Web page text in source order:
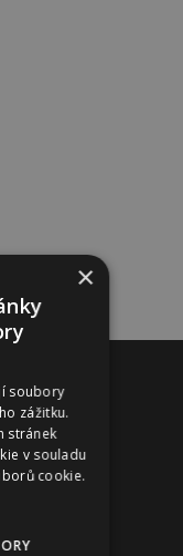
×
soubory
zážitku.
stránek
v souladu
cookie.